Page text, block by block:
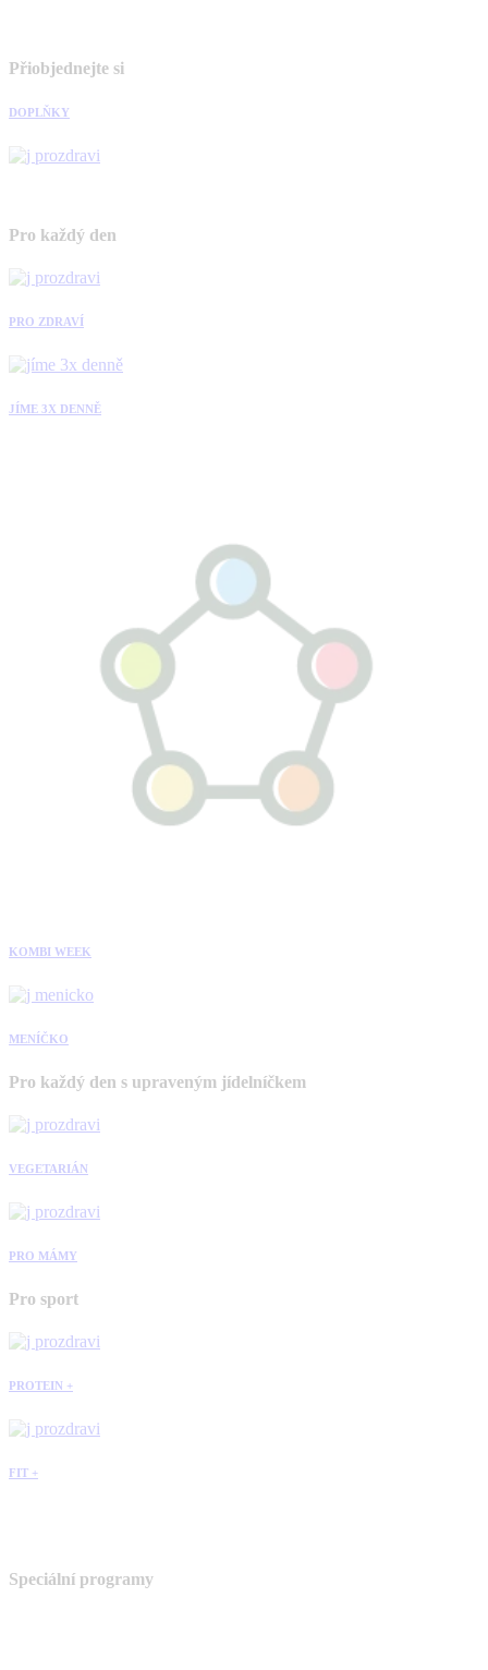
Přiobjednejte si
DOPLŇKY
Pro každý den
PRO ZDRAVÍ
JÍME 3X DENNĚ
KOMBI WEEK
MENÍČKO
Pro každý den s upraveným jídelníčkem
VEGETARIÁN
PRO MÁMY
Pro sport
PROTEIN +
FIT +
Speciální programy